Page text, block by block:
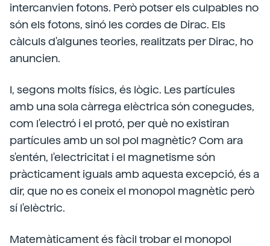
intercanvien fotons. Però potser els culpables no
són els fotons, sinó les cordes de Dirac. Els
càlculs d'algunes teories, realitzats per Dirac, ho
anuncien.
I, segons molts físics, és lògic. Les partícules
amb una sola càrrega elèctrica són conegudes,
com l'electró i el protó, per què no existiran
partícules amb un sol pol magnètic? Com ara
s'entén, l'electricitat i el magnetisme són
pràcticament iguals amb aquesta excepció, és a
dir, que no es coneix el monopol magnètic però
sí l'elèctric.
Matemàticament és fàcil trobar el monopol